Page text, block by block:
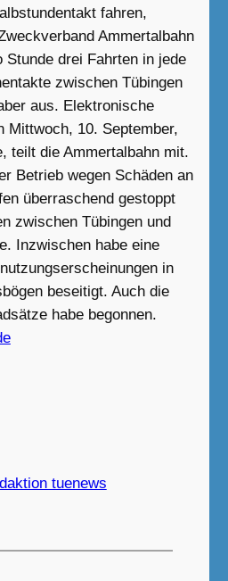
fahren,
Ammertalbahn
drei Fahrten in jede
zwischen Tübingen
aus. Elektronische
Mittwoch, 10. September,
teilt die Ammertalbahn mit.
Betrieb wegen Schäden an
überraschend gestoppt
zwischen Tübingen und
Inzwischen habe eine
in
beseitigt. Auch die
habe begonnen.
tuenews